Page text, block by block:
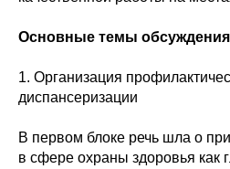
Основные темы обсуждения
1. Организация
диспансеризации
В первом блоке речь шла о
в сфере охраны здоровья как